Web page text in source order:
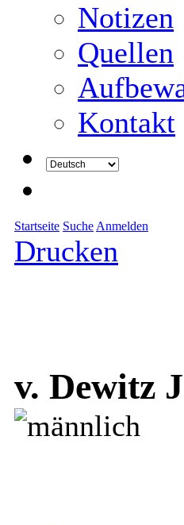
Notizen
Quellen
Kontakt
Startseite Suche Anmelden
Drucken
v. Dewitz